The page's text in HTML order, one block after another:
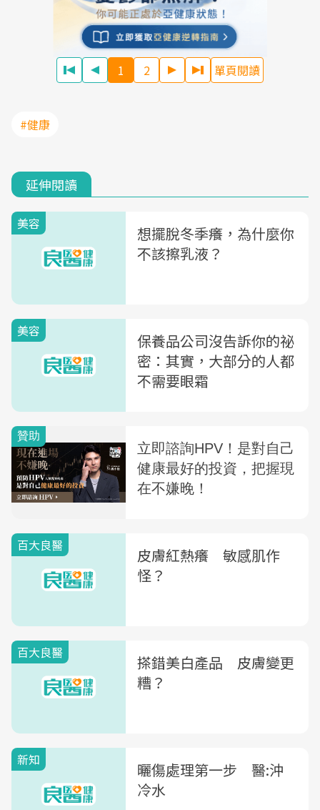
1 2 單頁閱讀
#健康
延伸閱讀
美容
想擺脫冬季癢，為什麼你
不該擦乳液？
美容
保養品公司沒告訴你的祕
密：其實，大部分的人都
不需要眼霜
百大良醫
皮膚紅熱癢 敏感肌作
怪？
百大良醫
搽錯美白產品 皮膚變更
糟？
新知
曬傷處理第一步 醫:沖
冷水